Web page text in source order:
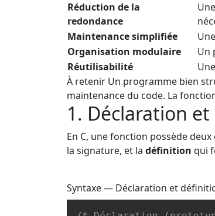
Réduction de la
redondance
Maintenance simplifiée
Organisation modulaire
Un
Réutilisabilité
À retenir Un programme bien
maintenance du code. La
1. Déclaration
En C, une fonction possède
la signature, et la définition qui
Syntaxe — Déclaration et